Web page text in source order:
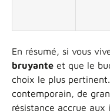
En résumé, si vous
bruyante et que le
choix le plus
contemporain, de
résistance accrue